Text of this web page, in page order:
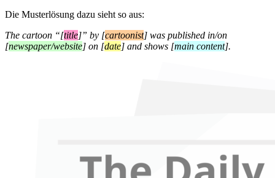
Die Musterlösung dazu sieht so aus:
The cartoon “[title]” by [cartoonist] was published in/on
[newspaper/website] on [date] and shows [main content].